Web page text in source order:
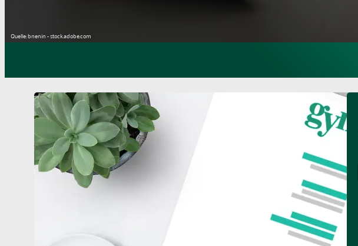
Quelle: bnenin - stock.adobe.com